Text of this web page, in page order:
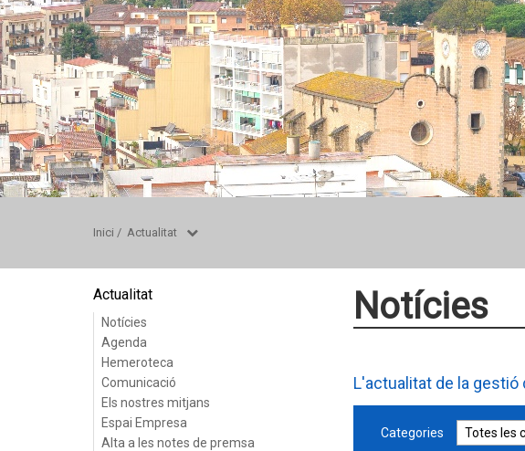
Inici / Actualitat
Actualitat
Notícies
Agenda
Hemeroteca
Comunicació
Els nostres mitjans
Espai Empresa
Alta a les notes de premsa
Notícies
L'actualitat de la
Categories